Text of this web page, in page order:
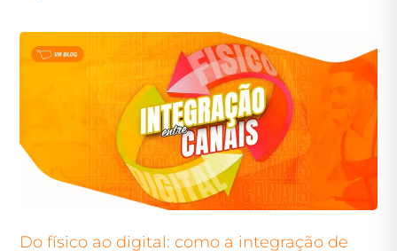
Do físico ao digital: como a integração de